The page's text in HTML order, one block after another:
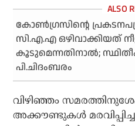
കോൺഗ്രസിന്റെ
സി.എ.എ ഒഴിവാക്കിയത്
കൂടുമെന്നതിനാൽ;
പി.ചിദംബരം
വിഴിഞ്ഞം
അക്കൗണ്ടുകള്‍